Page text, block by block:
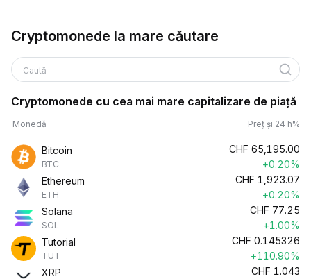
Cryptomonede la mare căutare
Caută
Cryptomonede cu cea mai mare capitalizare de piață
Monedă Preț și 24 h%
Bitcoin
BTC
CHF 65,195.00
+0.20%
Ethereum
ETH
CHF 1,923.07
+0.20%
Solana
SOL
CHF 77.25
+1.00%
Tutorial
TUT
CHF 0.145326
+110.90%
XRP
CHF 1.043